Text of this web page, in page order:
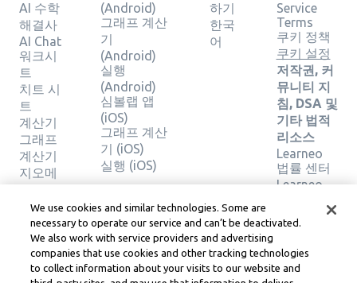
AI 수학
해결사
AI Chat
워크시
트
치트 시
트
계산기
그래프
계산기
지오메
트리 계
산기
솔루션
확인
(Android)
그래프 계산
기
(Android)
실행
(Android)
심볼랩 앱
(iOS)
그래프 계산
기 (iOS)
실행 (iOS)
하기
한국
어
Service
Terms
쿠키 정책
쿠키 설정
저작권, 커
뮤니티 지
침, DSA 및
기타 법적
리소스
Learneo
법률 센터
Learneo
Symbolab, a Learneo, Inc. business
We use cookies and similar technologies. Some are
necessary to operate our service and can’t be deactivated.
We also work with service providers and advertising
companies that use cookies and other tracking technologies
to collect information about your visits to our website and